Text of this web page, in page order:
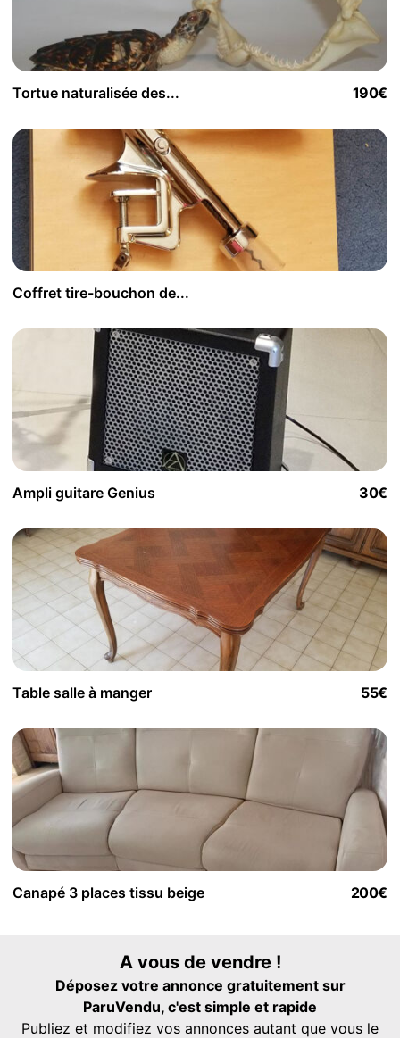
Tortue naturalisée des... 190€
Coffret tire-bouchon de...
Ampli guitare Genius 30€
Table salle à manger 55€
Canapé 3 places tissu beige 200€
A vous de vendre !
Déposez votre annonce gratuitement sur
ParuVendu, c'est simple et rapide
Publiez et modifiez vos annonces autant que vous le